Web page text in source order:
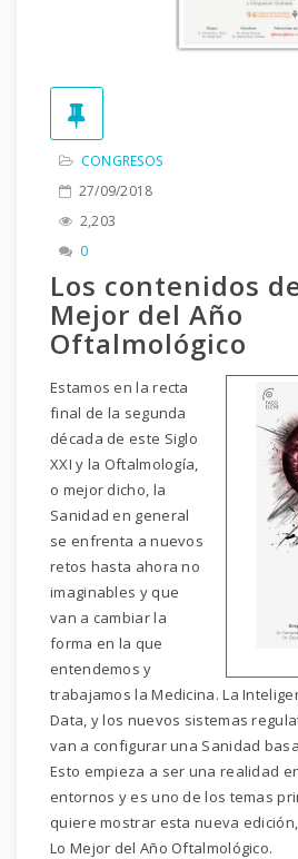
CONGRESOS
27/09/2018
2,203
0
Los contenidos
Mejor del Año
Oftalmológico
Estamos en la recta
final de la segunda
década de este Siglo
XXI y la Oftalmología,
o mejor dicho, la
Sanidad en general
se enfrenta a nuevos
retos hasta ahora no
imaginables y que
van a cambiar la
forma en la que
entendemos y
trabajamos la Medicina.La
Data, y los nuevos sistemas
van a configurar una Sanidad
Esto empieza a ser una realidad
entornos y es uno de los temas
quiere mostrar esta nueva
Lo Mejor del Año Oftalmológico.